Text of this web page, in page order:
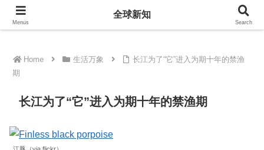
全球新知
Home 生活万象
长江为了“它”进入为期十年的禁渔
期
长江为了“它”进入为期十年的禁渔期
Menus
全球新知
Search